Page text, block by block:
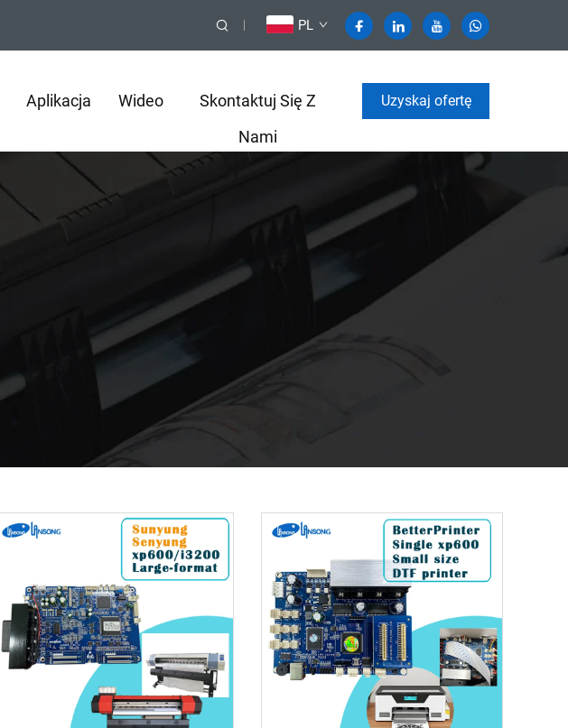
PL
Aplikacja Wideo
Skontaktuj Się Z
Nami
Uzyskaj ofertę